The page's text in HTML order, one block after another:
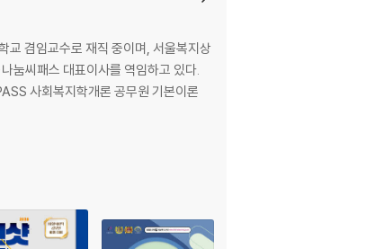
교 겸임교수로 재직 중이며, 서울복지상
눔씨패스 대표이사를 역임하고 있다.
사회복지학개론 공무원 기본이론